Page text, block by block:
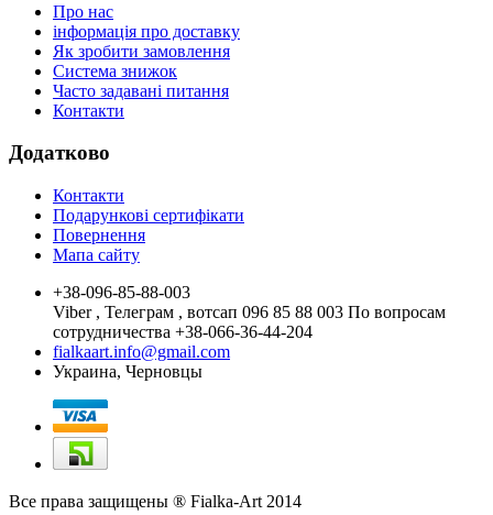
Про нас
інформація про доставку
Як зробити замовлення
Система знижок
Часто задавані питання
Контакти
Додатково
Контакти
Подарункові сертифікати
Повернення
Мапа сайту
+38-096-85-88-003
Viber , Телеграм , вотсап 096 85 88 003 По вопросам
сотрудничества +38-066-36-44-204
fialkaart.info@gmail.com
Украина, Черновцы
Все права защищены ® Fialka-Art 2014